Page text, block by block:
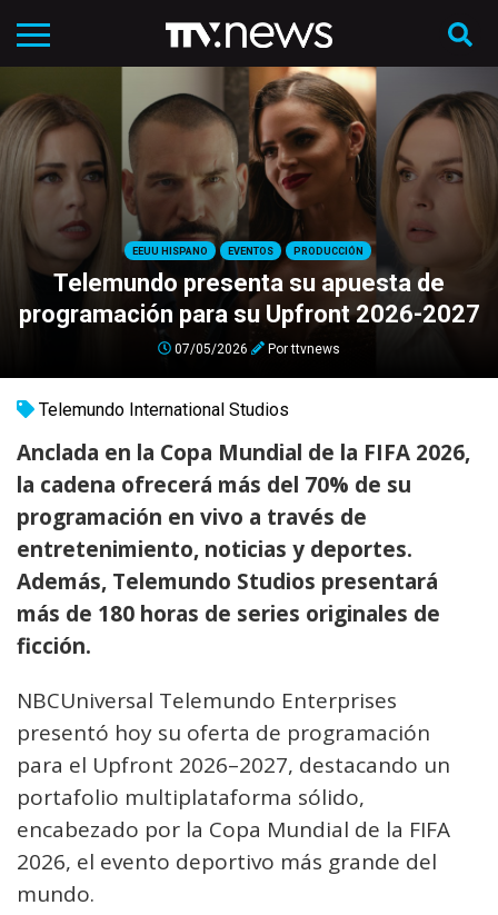
EEUU HISPANO EVENTOS PRODUCCIÓN
Telemundo presenta su apuesta de
programación para su Upfront 2026-2027
07/05/2026 Porttvnews
Telemundo International Studios
Anclada en la Copa Mundial de la FIFA 2026,
la cadena ofrecerá más del 70% de su
programación en vivo a través de
entretenimiento, noticias y deportes.
Además, Telemundo Studios presentará
más de 180 horas de series originales de
ficción.
NBCUniversal Telemundo Enterprises
presentó hoy su oferta de programación
para el Upfront 2026–2027, destacando un
portafolio multiplataforma sólido,
encabezado por la Copa Mundial de la FIFA
2026, el evento deportivo más grande del
mundo.